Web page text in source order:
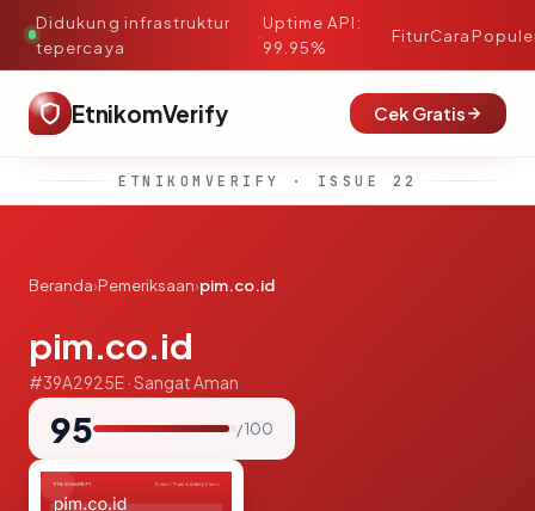
Didukung infrastruktur
tepercaya
·
Uptime API:
99.95%
FiturCara
EtnikomVerify Cek Gratis
ETNIKOMVERIFY · ISSUE 22
Beranda›Pemeriksaan›pim.co.id
pim.co.id
#39A2925E · Sangat Aman
95 / 100